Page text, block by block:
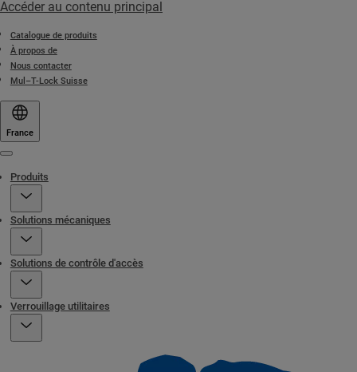
Accéder au contenu principal
Catalogue de produits
À propos de
Nous contacter
Mul–T-Lock Suisse
France
Produits
Solutions mécaniques
Solutions de contrôle d'accès
Verrouillage utilitaires